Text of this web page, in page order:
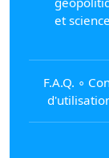
et
F.A.Q. ∘